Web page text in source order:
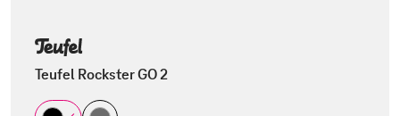
Teufel Rockster GO 2